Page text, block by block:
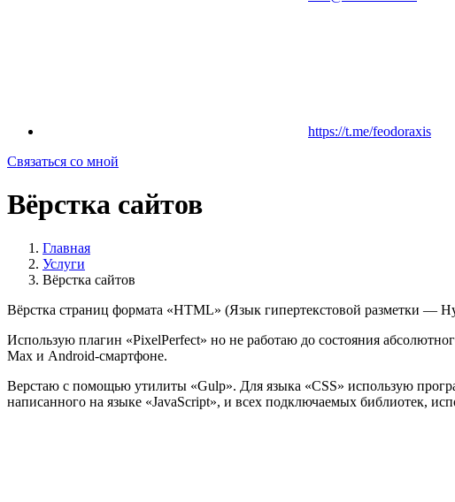
https://t.me/feodoraxis
Связаться со мной
Вёрстка сайтов
Главная
Услуги
Вёрстка сайтов
Вёрстка страниц формата «HTML» (Язык гипертекстовой разметки —
Использую плагин «PixelPerfect» но не работаю до состояния
Max и Android-смартфоне.
Верстаю с помощью утилиты «Gulp». Для языка «CSS» использую
написанного на языке «JavaScript», и всех подключаемых библиотек,